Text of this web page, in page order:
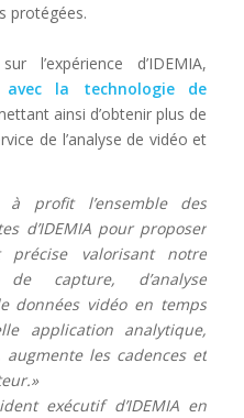
protégées.
l’expérience d’IDEMIA,
avec la technologie de
ainsi d’obtenir plus de
de l’analyse de vidéo et
profit l’ensemble des
d’IDEMIA pour proposer
valorisant notre
capture, d’analyse
données vidéo en temps
application analytique,
les cadences et
exécutif d’IDEMIA en